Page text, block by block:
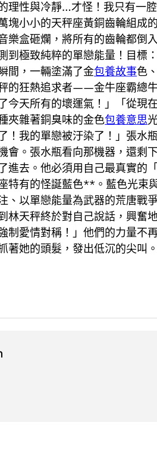
理性與冷靜…才怪！我只有一
塊小小的天秤座黃銅齒輪組成
樂盒砸爛，將所有的齒輪都倒
到極致純粹的單戀能量！目標
間，一輛塗滿了金包養故事色
的狂熱追求者——金牛座霸總
今天所有的壞運氣！」「從現
夾雜著銅臭味的金色包養意思
！我的單戀被汙染了！」張水
會。張水瓶看向那機器，還剩
進去。他必須用自己最真實的
特有的怪誕藍色**。藍色光束
、以單戀能量為武器的荒唐戰
林天秤終於對自己說話，興奮
制愛情對稱！」他們的力量不
著她的頭髮，發出低沉的尖叫。